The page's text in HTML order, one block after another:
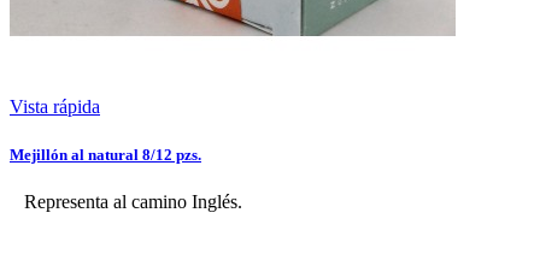
Vista rápida
Mejillón al natural 8/12 pzs.
Representa al camino Inglés.